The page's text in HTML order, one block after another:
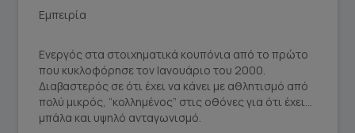
Εμπειρία
Ενεργός στα στοιχηματικά κουπόνια από το πρώτο
που κυκλοφόρησε τον Ιανουάριο του 2000.
Διαβαστερός σε ότι έχει να κάνει με αθλητισμό από
πολύ μικρός, “κολλημένος” στις οθόνες για ότι έχει
μπάλα και υψηλό ανταγωνισμό.